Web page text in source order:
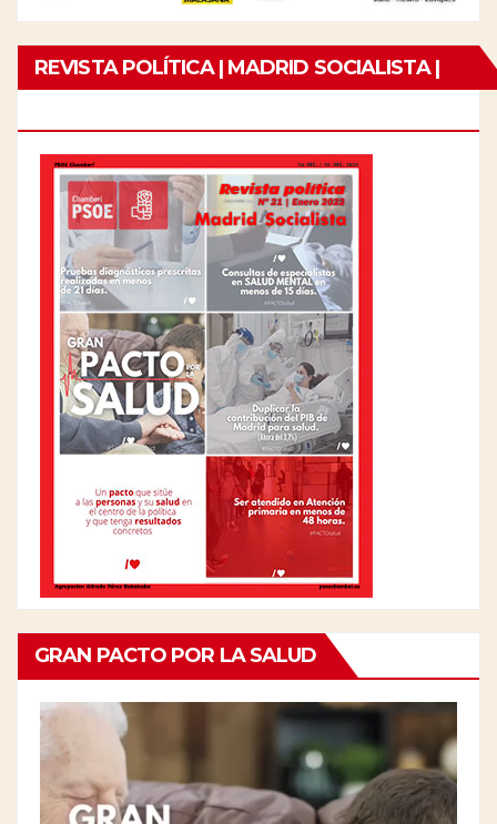
REVISTA POLÍTICA | MADRID SOCIALISTA |
GRAN PACTO POR LA SALUD